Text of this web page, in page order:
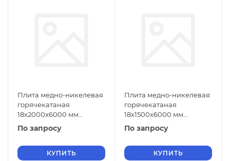
Плита медно-никелевая
горячекатаная
18х2000х6000 мм
МНЖМц30-1-1 ГОСТ 492-
По запросу
КУПИТЬ
Плита медно-никелевая
горячекатаная
18х1500х6000 мм
МНЖМц30-1-1 ГОСТ 492-
По запросу
КУПИТЬ